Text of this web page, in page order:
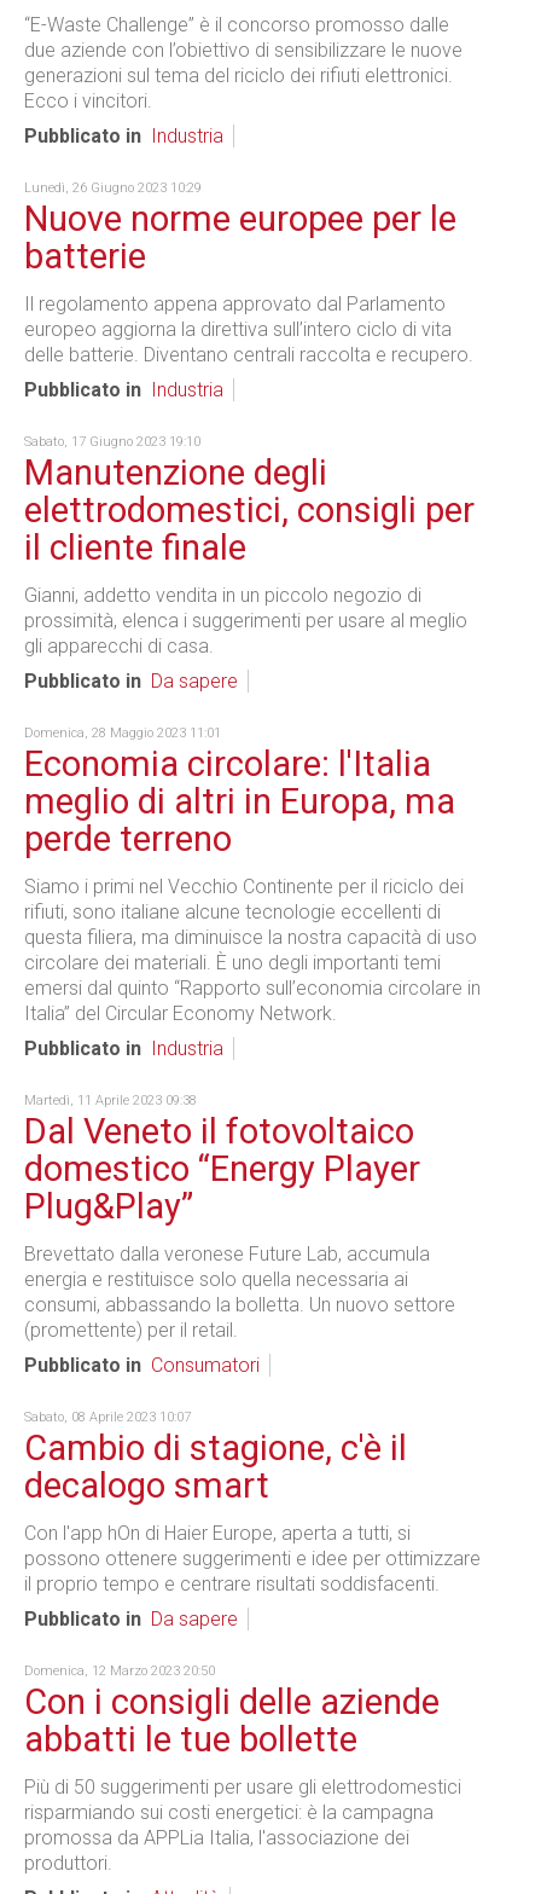
“E-Waste Challenge” è il concorso promosso dalle
due aziende con l’obiettivo di sensibilizzare le nuove
generazioni sul tema del riciclo dei rifiuti elettronici.
Ecco i vincitori.
Pubblicato in
Industria
Lunedì, 26 Giugno 2023 10:29
Nuove norme europee per le
batterie
Il regolamento appena approvato dal Parlamento
europeo aggiorna la direttiva sull’intero ciclo di vita
delle batterie. Diventano centrali raccolta e recupero.
Pubblicato in
Industria
Sabato, 17 Giugno 2023 19:10
Manutenzione degli
elettrodomestici, consigli per
il cliente finale
Gianni, addetto vendita in un piccolo negozio di
prossimità, elenca i suggerimenti per usare al meglio
gli apparecchi di casa.
Pubblicato in Da sapere
Domenica, 28 Maggio 2023 11:01
Economia circolare: l'Italia
meglio di altri in Europa, ma
perde terreno
Siamo i primi nel Vecchio Continente per il riciclo dei
rifiuti, sono italiane alcune tecnologie eccellenti di
questa filiera, ma diminuisce la nostra capacità di uso
circolare dei materiali. È uno degli importanti temi
emersi dal quinto “Rapporto sull’economia circolare in
Italia” del Circular Economy Network.
Pubblicato in
Industria
Martedì, 11 Aprile 2023 09:38
Dal Veneto il fotovoltaico
domestico “Energy Player
Plug&Play”
Brevettato dalla veronese Future Lab, accumula
energia e restituisce solo quella necessaria ai
consumi, abbassando la bolletta. Un nuovo settore
(promettente) per il retail.
Pubblicato in Consumatori
Sabato, 08 Aprile 2023 10:07
Cambio di stagione, c'è il
decalogo smart
Con l'app hOn di Haier Europe, aperta a tutti, si
possono ottenere suggerimenti e idee per ottimizzare
il proprio tempo e centrare risultati soddisfacenti.
Pubblicato in Da sapere
Domenica, 12 Marzo 2023 20:50
Con i consigli delle aziende
abbatti le tue bollette
Più di 50 suggerimenti per usare gli elettrodomestici
risparmiando sui costi energetici: è la campagna
promossa da APPLia Italia, l'associazione dei
produttori.